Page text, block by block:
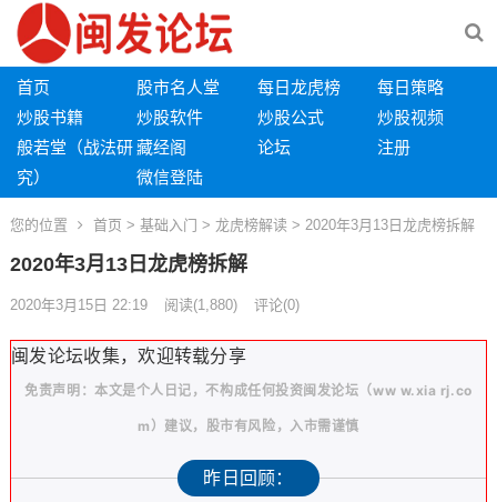
首页 股市名人堂 每日龙虎榜
每日策略
炒股书籍
炒股软件 炒股公式
炒股视频
般若堂（战法研
究）
藏经阁 论坛
注册
微信登陆
您的位置 首页 > 基础入门 > 龙虎榜解读 > 2020年3月13日龙虎榜拆解
2020年3月13日龙虎榜拆解
2020年3月15日 22:19 阅读(1,880) 评论(0)
闽发论坛收集，欢迎转载分享
免责声明：本文是个人日记，不构成任何投资闽发论坛（ww w.xia rj.co
m）建议，股市有风险，入市需谨慎
昨日回顾：